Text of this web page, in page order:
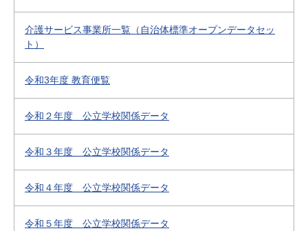
介護サービス事業所一覧（自治体標準オープンデータセッ
ト）
令和3年度 教育便覧
令和２年度 公立学校関係データ
令和３年度 公立学校関係データ
令和４年度 公立学校関係データ
令和５年度 公立学校関係データ